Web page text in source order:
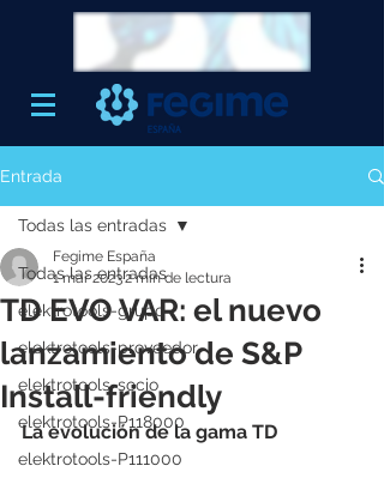
Entrada
Todas las entradas
elektrotools-grupo
elektrotools-proveedor
elektrotools-socio
elektrotools-P118000
elektrotools-P111000
Todas las entradas
TD EVO VAR: el nuevo
lanzamiento de S&P
Install-friendly
Fegime España
1 mar 20232 min de lectura
La evolución de la gama TD